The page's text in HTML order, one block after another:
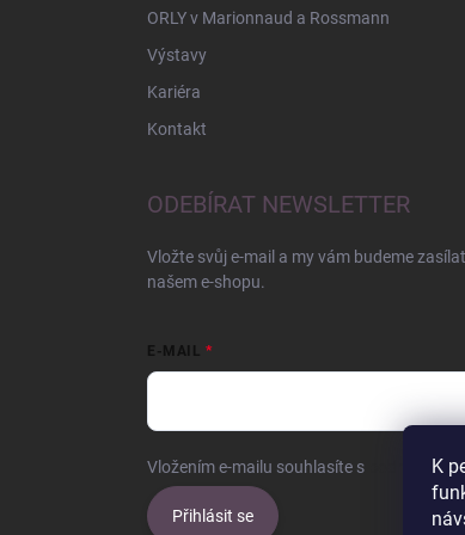
K
ORLY v Marionnaud a Rossmann
Výstavy
Kariéra
Kontakt
ODEBÍRAT NEWSLETTER
Vložte svůj e-mail a my vám budeme
našem e-shopu.
E-MAIL
Vložením e-mailu souhlasíte s
Přihlásit se